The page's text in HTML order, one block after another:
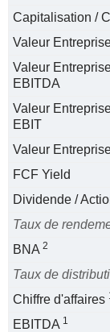
Capitalisation /
Valeur
Valeur
EBITDA
Valeur
EBIT
Valeur
FCF Yield
Dividende /
Taux de
BNA 2
Taux de
Chiffre d'affaires
EBITDA 1